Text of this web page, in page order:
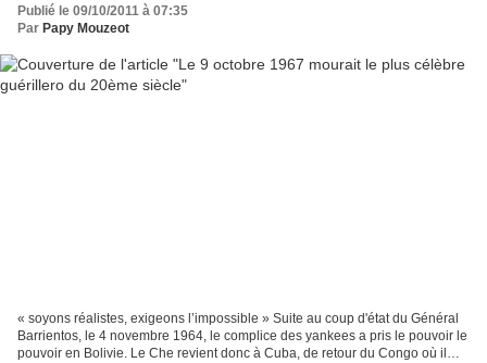
Publié le 09/10/2011 à 07:35
Par Papy Mouzeot
« soyons réalistes, exigeons l’impossible » Suite au coup d'état du Général
Barrientos, le 4 novembre 1964, le complice des yankees a pris le pouvoir le
pouvoir en Bolivie. Le Che revient donc à Cuba, de retour du Congo où il